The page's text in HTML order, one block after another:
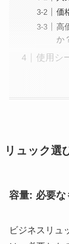
価
高
か
使用シ
リュック選
容量: 必要な
ビジネスリュ